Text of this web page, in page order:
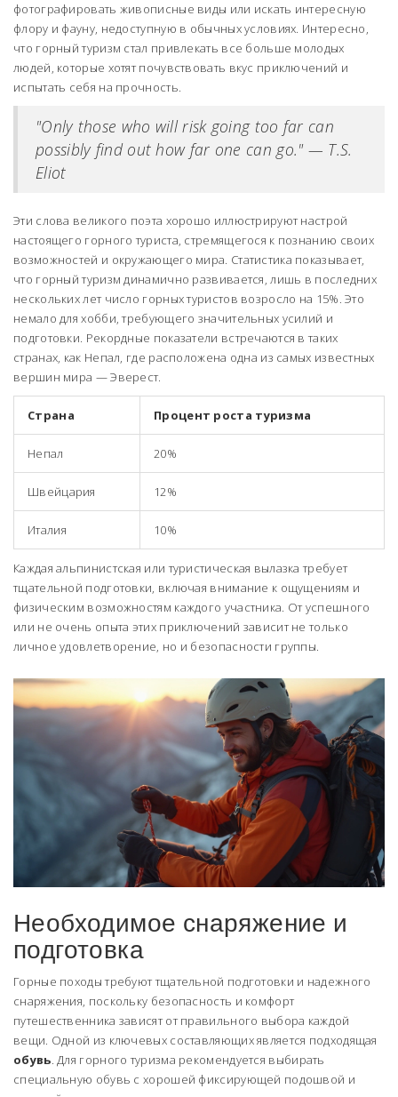
фотографировать живописные виды или искать интересную
флору и фауну, недоступную в обычных условиях. Интересно,
что горный туризм стал привлекать все больше молодых
людей, которые хотят почувствовать вкус приключений и
испытать себя на прочность.
"Only those who will risk going too far can
possibly find out how far one can go." — T.S.
Eliot
Эти слова великого поэта хорошо иллюстрируют настрой
настоящего горного туриста, стремящегося к познанию своих
возможностей и окружающего мира. Статистика показывает,
что горный туризм динамично развивается, лишь в последних
нескольких лет число горных туристов возросло на 15%. Это
немало для хобби, требующего значительных усилий и
подготовки. Рекордные показатели встречаются в таких
странах, как Непал, где расположена одна из самых известных
вершин мира — Эверест.
Страна Процент роста туризма
Непал 20%
Швейцария 12%
Италия 10%
Каждая альпинистская или туристическая вылазка требует
тщательной подготовки, включая внимание к ощущениям и
физическим возможностям каждого участника. От успешного
или не очень опыта этих приключений зависит не только
личное удовлетворение, но и безопасности группы.
Необходимое снаряжение и
подготовка
Горные походы требуют тщательной подготовки и надежного
снаряжения, поскольку безопасность и комфорт
путешественника зависят от правильного выбора каждой
вещи. Одной из ключевых составляющих является подходящая
обувь. Для горного туризма рекомендуется выбирать
специальную обувь с хорошей фиксирующей подошвой и